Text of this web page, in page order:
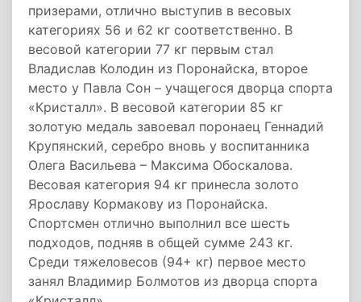
призерами, отлично выступив в весовых
категориях 56 и 62 кг соответственно. В
весовой категории 77 кг первым стал
Владислав Колодин из Поронайска, второе
место у Павла Сон – учащегося дворца спорта
«Кристалл». В весовой категории 85 кг
золотую медаль завоевал поронаец Геннадий
Крупянский, серебро вновь у воспитанника
Олега Васильева – Максима Обоскалова.
Весовая категория 94 кг принесла золото
Ярославу Кормакову из Поронайска.
Спортсмен отлично выполнил все шесть
подходов, подняв в общей сумме 243 кг.
Среди тяжеловесов (94+ кг) первое место
занял Владимир Болмотов из дворца спорта